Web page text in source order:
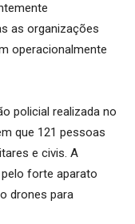
as organizações
operacionalmente
policial realizada no
que 121 pessoas
e civis. A
forte aparato
drones para